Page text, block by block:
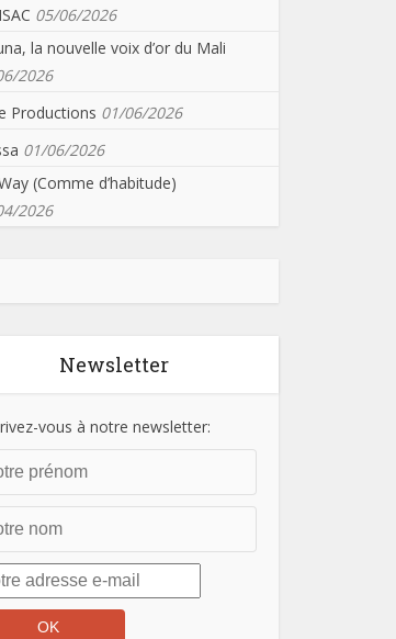
05/06/2026
la nouvelle voix d’or du Mali
2026
Productions 01/06/2026
01/06/2026
(Comme d’habitude)
2026
Newsletter
vous à notre newsletter: